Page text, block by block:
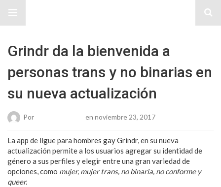
Grindr da la bienvenida a
personas trans y no binarias en
su nueva actualización
Por en noviembre 23, 2017
La app de ligue para hombres gay Grindr, en su nueva
actualización permite a los usuarios agregar su identidad de
género a sus perfiles y elegir entre una gran variedad de
opciones, como mujer, mujer trans, no binaria, no conforme y
queer.